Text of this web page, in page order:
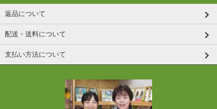
返品について
配送・送料について
支払い方法について